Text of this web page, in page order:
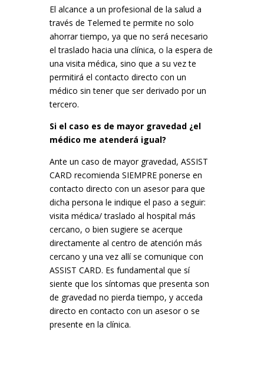
El alcance a un profesional de la salud a
través de Telemed te permite no solo
ahorrar tiempo, ya que no será necesario
el traslado hacia una clínica, o la espera de
una visita médica, sino que a su vez te
permitirá el contacto directo con un
médico sin tener que ser derivado por un
tercero.
Si el caso es de mayor gravedad ¿el
médico me atenderá igual?
Ante un caso de mayor gravedad, ASSIST
CARD recomienda SIEMPRE ponerse en
contacto directo con un asesor para que
dicha persona le indique el paso a seguir:
visita médica/ traslado al hospital más
cercano, o bien sugiere se acerque
directamente al centro de atención más
cercano y una vez allí se comunique con
ASSIST CARD. Es fundamental que sí
siente que los síntomas que presenta son
de gravedad no pierda tiempo, y acceda
directo en contacto con un asesor o se
presente en la clínica.